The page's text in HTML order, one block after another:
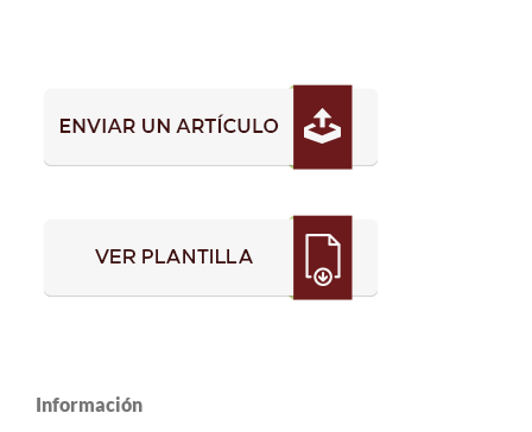
Información